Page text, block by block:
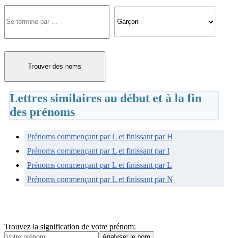
Trouver des noms
Lettres similaires au début et à la fin
des prénoms
Prénoms commençant par L et finissant par H
Prénoms commençant par L et finissant par I
Prénoms commençant par L et finissant par L
Prénoms commençant par L et finissant par N
Trouvez la signification de votre prénom: